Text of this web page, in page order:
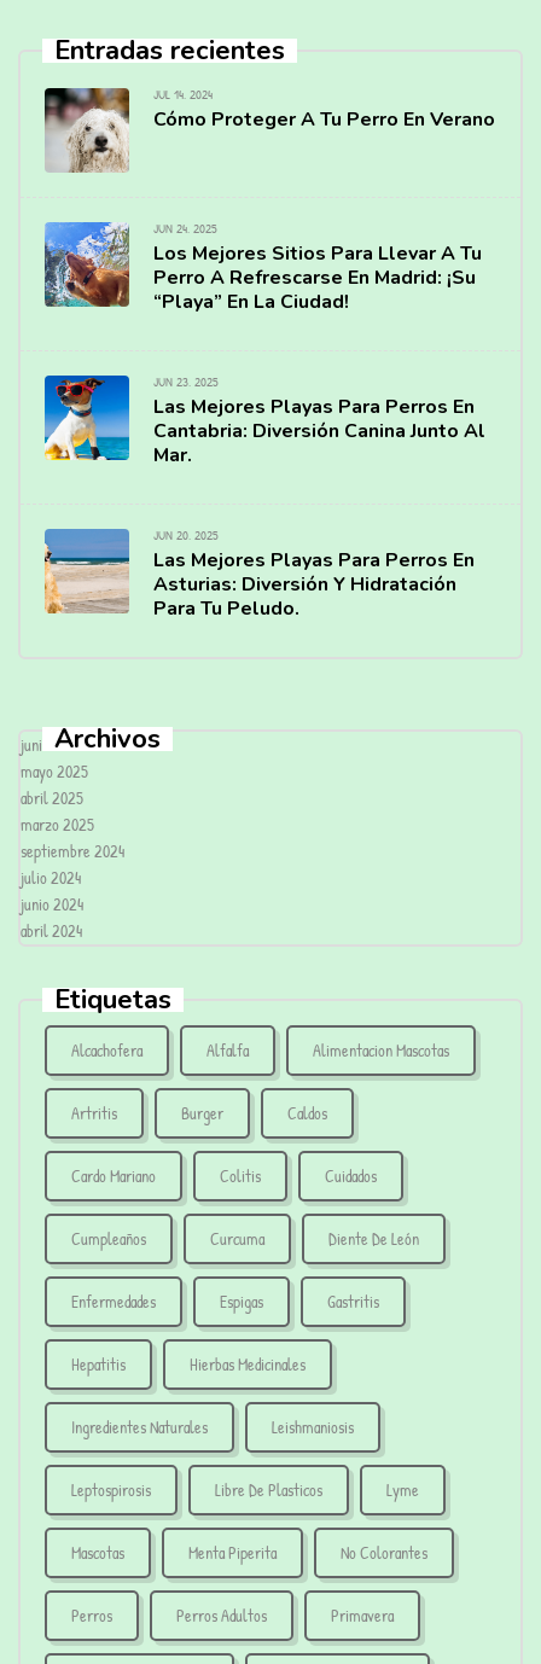
Entradas recientes
JUL 14, 2024
Cómo Proteger A Tu Perro En Verano
JUN 24, 2025
Los Mejores Sitios Para Llevar A Tu
Perro A Refrescarse En Madrid: ¡Su
“Playa” En La Ciudad!
JUN 23, 2025
Las Mejores Playas Para Perros En
Cantabria: Diversión Canina Junto Al
Mar.
JUN 20, 2025
Las Mejores Playas Para Perros En
Asturias: Diversión Y Hidratación
Para Tu Peludo.
Archivos
junio 2025
mayo 2025
abril 2025
marzo 2025
septiembre 2024
julio 2024
junio 2024
abril 2024
Etiquetas
Alcachofera Alfalfa Alimentacion Mascotas
Artritis Burger Caldos
Cardo Mariano Colitis Cuidados
Cumpleaños Curcuma Diente De León
Enfermedades Espigas Gastritis
Hepatitis Hierbas Medicinales
Ingredientes Naturales Leishmaniosis
Leptospirosis Libre De Plasticos Lyme
Mascotas Menta Piperita No Colorantes
Perros Perros Adultos Primavera